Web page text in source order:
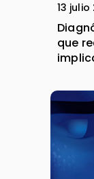
13 julio
que